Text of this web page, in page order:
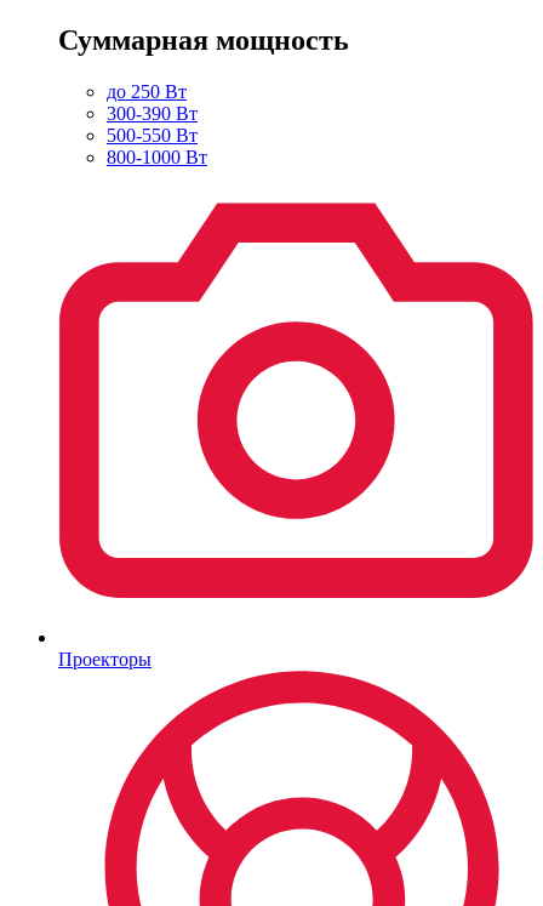
Суммарная мощность
до 250 Вт
300-390 Вт
500-550 Вт
800-1000 Вт
Проекторы